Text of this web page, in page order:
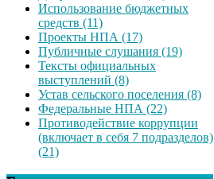
Использование бюджетных
средств (11)
Проекты НПА (17)
Публичные слушания (19)
Тексты официальных
выступлений (8)
Устав сельского поселения (8)
Федеральные НПА (22)
Противодействие коррупции
(включает в себя 7 подразделов)
(21)